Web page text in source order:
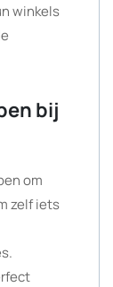
winkels
bij
om
zelf iets